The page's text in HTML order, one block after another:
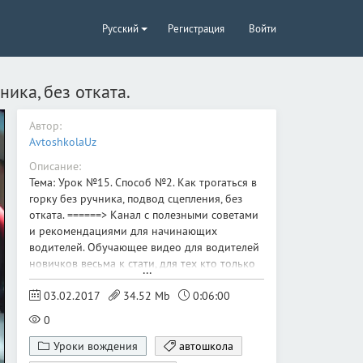
Русский Регистрация Войти
без отката.
Автор:
AvtoshkolaUz
Описание:
Тема: Урок №15. Способ №2. Как трогаться в
горку без ручника, подвод сцепления, без
отката. ======> Канал с полезными советами
и рекомендациями для начинающих
водителей. Обучающее видео для водителей
новичков весьма к стати, для тех кто только
начал осваивать вождение автомобиля.
======
03.02.2017 34.52 Mb
0:06:00
0
Уроки вождения
автошкола